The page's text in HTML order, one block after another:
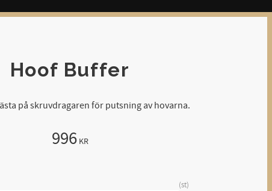
Hoof Buffer
på skruvdragaren för putsning av hovarna.
996KR
st